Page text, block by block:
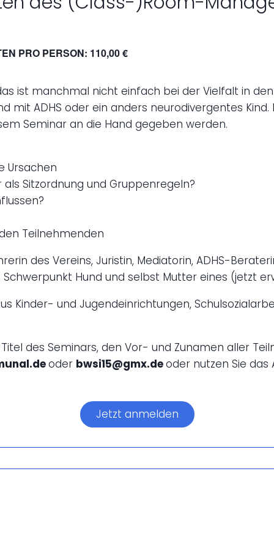
PRO PERSON: 110,00 €
ist manchmal nicht einfach bei der Vielfalt in
mit ADHS oder ein anders neurodivergentes
Seminar an die Hand gegeben werden.
Ursachen
Sitzordnung und Gruppenregeln?
Teilnehmenden
des Vereins, Juristin, Mediatorin, ADHS-
Hund und selbst Mutter eines (jetzt
Kinder- und Jugendeinrichtungen,
des Seminars, den Vor- und Zunamen aller
oder bwsi15@gmx.deoder nutzen Sie
Jetzt anmelden